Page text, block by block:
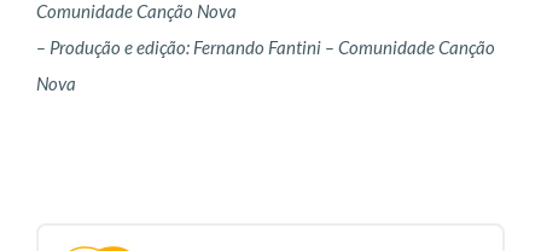
Comunidade Canção Nova
– Produção e edição: Fernando Fantini – Comunidade Canção
Nova